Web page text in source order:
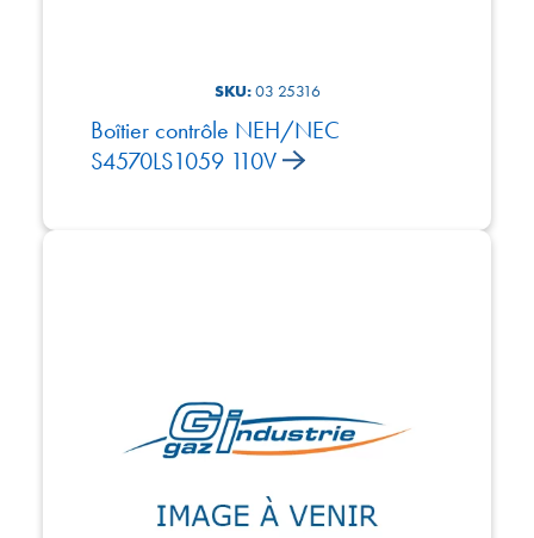
SKU:03 25316
Boîtier contrôle NEH/NEC
S4570LS1059 110V